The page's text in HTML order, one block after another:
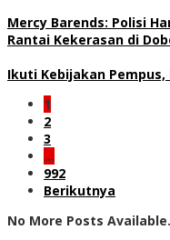
Mercy Barends: Polisi
Rantai Kekerasan di
Ikuti Kebijakan
1
2
3
…
992
Berikutnya
No More Posts Available.